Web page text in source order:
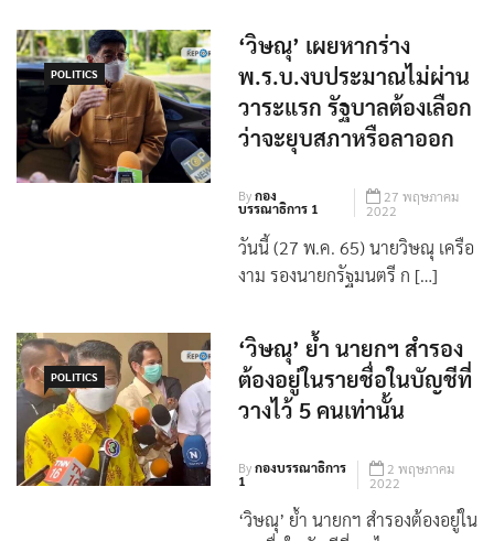
POLITICS
‘วิษณุ’ เผยหากร่าง
พ.ร.บ.งบประมาณไม่ผ่าน
วาระแรก รัฐบาลต้องเลือก
ว่าจะยุบสภาหรือลาออก
Byกอง
บรรณาธิการ 1
27 พฤษภาคม
2022
วันนี้ (27 พ.ค. 65) นายวิษณุ เครือ
POLITICS
‘วิษณุ’ ย้ำ นายกฯ สำรอง
ต้องอยู่ในรายชื่อในบัญชีที่
วางไว้ 5 คนเท่านั้น
Byกองบรรณาธิการ
2 พฤษภาคม
2022